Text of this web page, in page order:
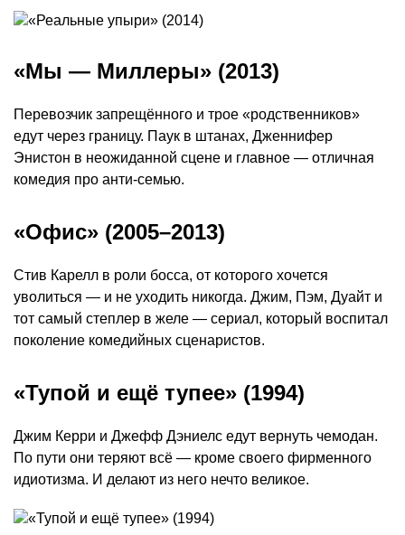
«Мы — Миллеры» (2013)
Перевозчик запрещённого и трое «родственников»
едут через границу. Паук в штанах, Дженнифер
Энистон в неожиданной сцене и главное — отличная
комедия про анти-семью.
«Офис» (2005–2013)
Стив Карелл в роли босса, от которого хочется
уволиться — и не уходить никогда. Джим, Пэм, Дуайт и
тот самый степлер в желе — сериал, который воспитал
поколение комедийных сценаристов.
«Тупой и ещё тупее» (1994)
Джим Керри и Джефф Дэниелс едут вернуть чемодан.
По пути они теряют всё — кроме своего фирменного
идиотизма. И делают из него нечто великое.